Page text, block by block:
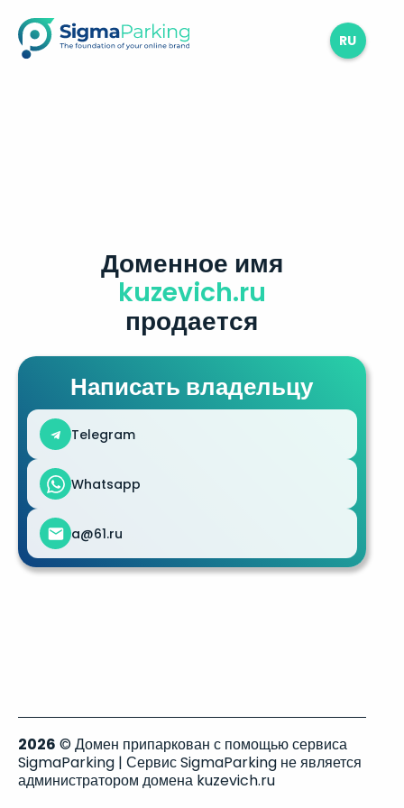
RU
Доменное имя
kuzevich.ru
продается
Написать владельцу
Telegram
Whatsapp
a@61.ru
2026 © Домен припаркован с помощью сервиса
SigmaParking | Сервис SigmaParking не является
администратором домена kuzevich.ru